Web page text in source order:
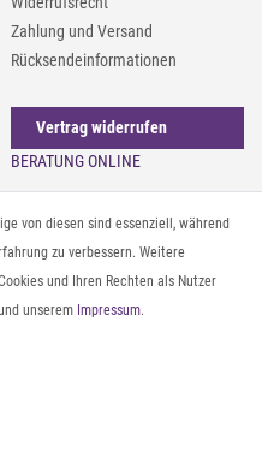
Zahlung und Versand
Rücksendeinformationen
Vertrag widerrufen
BERATUNG ONLINE
Gürtel messen & kürzen
Sonnenbrillen & UV-Schutz
Textilpflege
Textil- und Material-Guide
Geldbörse richtig organisieren
von diesen sind essenziell, während
zu verbessern. Weitere
und Ihren Rechten als Nutzer
unserem Impressum.